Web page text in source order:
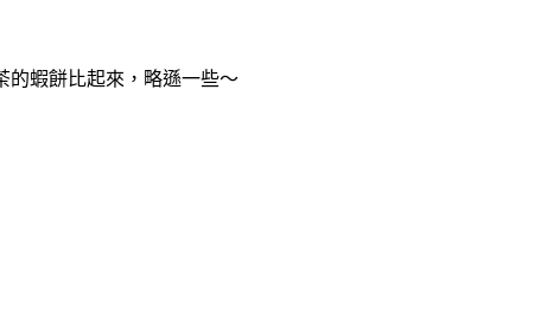
的蝦餅比起來，略遜一些～